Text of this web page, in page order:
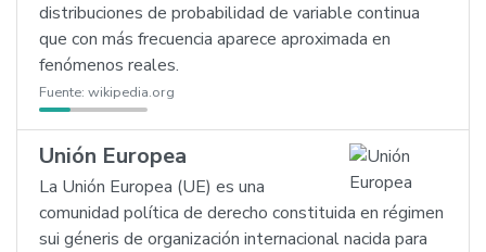
distribuciones de probabilidad de variable continua
que con más frecuencia aparece aproximada en
fenómenos reales.
Fuente: wikipedia.org
Unión Europea
La Unión Europea (UE) es una
comunidad política de derecho constituida en régimen
sui géneris de organización internacional nacida para